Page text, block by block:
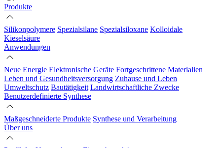
Produkte
Silikonpolymere Spezialsilane Spezialsiloxane Kolloidale
Kieselsäure
Anwendungen
Neue Energie Elektronische Geräte Fortgeschrittene Materialien
Leben und Gesundheitsversorgung Zuhause und Leben
Umweltschutz Bautätigkeit Landwirtschaftliche Zwecke
Benutzerdefinierte Synthese
Maßgeschneiderte Produkte Synthese und Verarbeitung
Über uns